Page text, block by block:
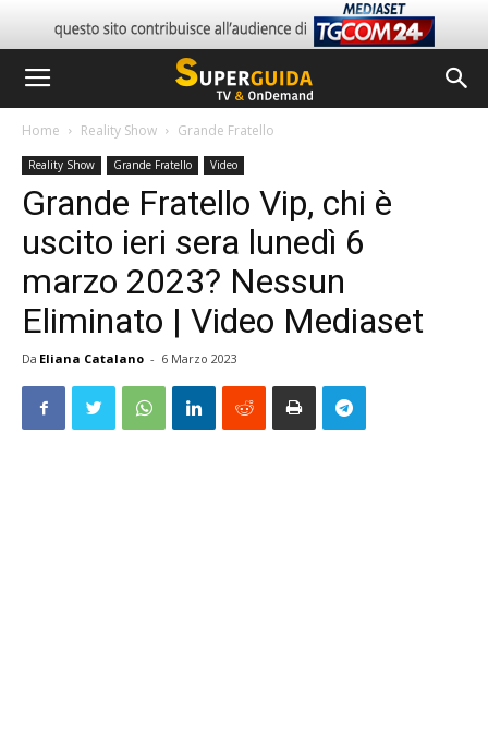
Home Reality Show Grande Fratello
Reality Show Grande Fratello Video
Grande Fratello Vip, chi è
uscito ieri sera lunedì 6
marzo 2023? Nessun
Eliminato | Video Mediaset
Da Eliana Catalano - 6 Marzo 2023